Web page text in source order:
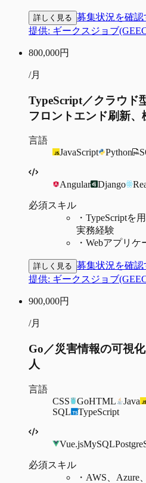
詳しく見る 募集状況を確認
提供: ギークスジョブ
800,000円
/月
TypeScript／クラウド
フロントエンド刷新、
言語
JavaScript
Python
Angular Django
必須スキル
・ TypeScriptを
実務経験
・ Webアプリケ
詳しく見る 募集状況を確認
提供: ギークスジョブ
900,000円
/月
Go／災害情報の可視
人
言語
CSS
GoHTML Java
SQL
TypeScript
Vue.jsMySQL
必須スキル
・ AWS、Azure